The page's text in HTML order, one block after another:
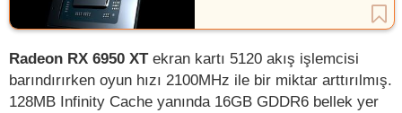
Radeon RX 6950 XTekran kartı 5120 akış işlemcisi
barındırırken oyun hızı 2100MHz ile bir miktar arttırılmış.
128MB Infinity Cache yanında 16GB GDDR6 bellek yer